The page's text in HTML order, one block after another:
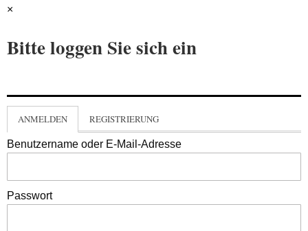
×
Bitte loggen Sie sich ein
ANMELDEN REGISTRIERUNG
Benutzername oder E-Mail-Adresse
Passwort